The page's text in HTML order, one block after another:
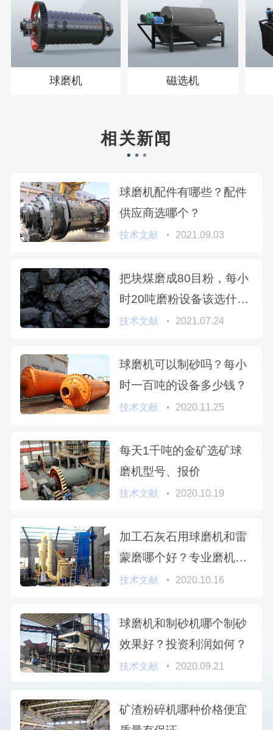
球磨机 磁选机
相关新闻
球磨机配件有哪些？配件
供应商选哪个？
技术文献 2021.09.03
把块煤磨成80目粉，每小
时20吨磨粉设备该选什么
型号
技术文献 2021.07.24
球磨机可以制砂吗？每小
时一百吨的设备多少钱？
技术文献 2020.11.25
每天1千吨的金矿选矿球
磨机型号、报价
技术文献 2020.10.19
加工石灰石用球磨机和雷
蒙磨哪个好？专业磨机厂
家为您解析
技术文献 2020.10.16
球磨机和制砂机哪个制砂
效果好？投资利润如何？
技术文献 2020.09.21
矿渣粉碎机哪种价格便宜